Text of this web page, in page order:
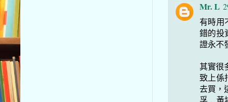
Mr. L
有時用
錯的投
證永不
其實很
致上係
去買，